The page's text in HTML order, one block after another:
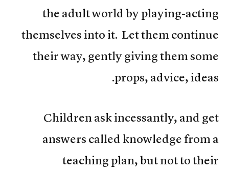
the adult world by playing-acting
themselves into it. Let them continue
their way, gently giving them some
props, advice, ideas.
Children ask incessantly, and get
answers called knowledge from a
teaching plan, but not to their